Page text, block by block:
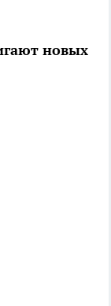
новых